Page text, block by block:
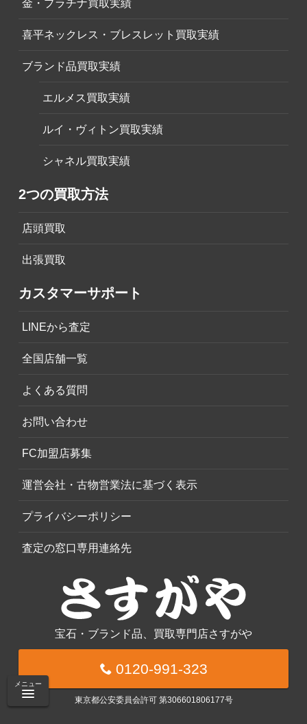
メニュー
金・プラチナ買取実績
喜平ネックレス・ブレスレット買取実績
ブランド品買取実績
エルメス買取実績
ルイ・ヴィトン買取実績
シャネル買取実績
2つの買取方法
店頭買取
出張買取
カスタマーサポート
LINEから査定
全国店舗一覧
よくある質問
お問い合わせ
FC加盟店募集
運営会社・古物営業法に基づく表示
プライバシーポリシー
査定の窓口専用連絡先
宝石・ブランド品、買取専門店さすがや
0120-991-323
東京都公安委員会許可 第306601806177号